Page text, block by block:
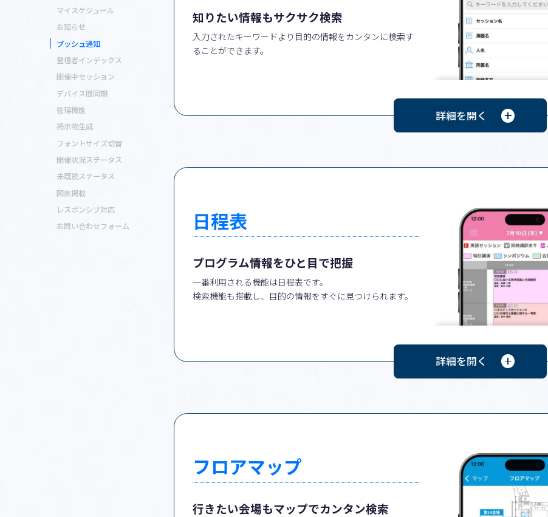
マイスケジュール
お知らせ
プッシュ通知
登壇者インデックス
開催中セッション
デバイス間同期
管理機能
掲示物生成
フォントサイズ切替
開催状況ステータス
未既読ステータス
図表掲載
レスポンシブ対応
お問い合わせフォーム
知りたい情報もサクサク検索
入力されたキーワードより目的の情報をカンタンに検索す
ることができます。
日程表
プログラム情報をひと目で把握
一番利用される機能は日程表です。
検索機能も搭載し、目的の情報をすぐに見つけられます。
フロアマップ
行きたい会場もマップでカンタン検索